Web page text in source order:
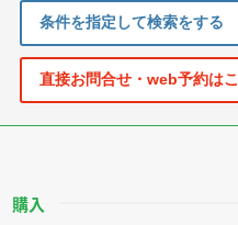
条件を指定して検索をする
直接お問合せ・web予約は
購入